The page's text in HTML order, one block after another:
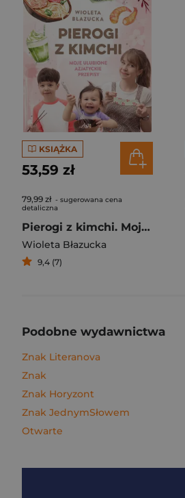
KSIĄŻKA
53,59 zł
79,99 zł - sugerowana cena
detaliczna
Pierogi z kimchi. Moje ulubione azjatyckie przepisy
Wioleta Błazucka
9,4 (7)
Podobne wydawnictwa
Znak Literanova
Znak
Znak Horyzont
Znak JednymSłowem
Otwarte